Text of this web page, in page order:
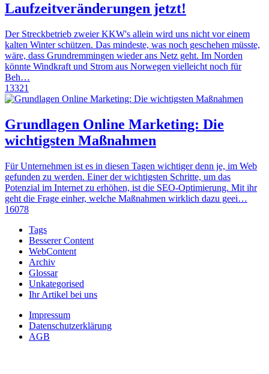
Laufzeitveränderungen jetzt!
Der Streckbetrieb zweier KKW's allein wird uns nicht vor einem
kalten Winter schützen. Das mindeste, was noch geschehen müsste,
wäre, dass Grundremmingen wieder ans Netz geht. Im Norden
könnte Windkraft und Strom aus Norwegen vielleicht noch für
Beh…
13321
Grundlagen Online Marketing: Die
wichtigsten Maßnahmen
Für Unternehmen ist es in diesen Tagen wichtiger denn je, im Web
gefunden zu werden. Einer der wichtigsten Schritte, um das
Potenzial im Internet zu erhöhen, ist die SEO-Optimierung. Mit ihr
geht die Frage einher, welche Maßnahmen wirklich dazu geei…
16078
Tags
Besserer Content
WebContent
Archiv
Glossar
Unkategorised
Ihr Artikel bei uns
Impressum
Datenschutzerklärung
AGB